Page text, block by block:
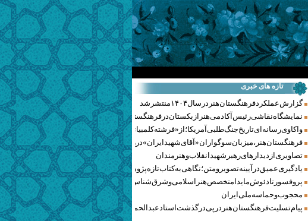
تازه های خبری
گزارش عملکرد فرهنگستان هنر در سال ۱۴۰۴ منتشر شد
نمایشگاه نقاشی رئیس آکادمی هنر ازبکستان در فرهنگستان هنر
واکاوی رسانه‌ای تاریخ جنگ‌طلبی آمریکا؛ از «فرشته کلمبیا» تا پنتاگونیسم هالیوود
فرهنگستان هنر، میزبان سوگواران «آقای شهید ایران» در روزهای وداع شد+ گزارش تصویری
تصاویری از دیدارهای رهبر شهید انقلاب و هنرمندان
یادگیری عمیق در آیینه تصویر و متن؛ نگاهی به کتاب تازه پژوهشکده هنر
پروفسور تادئوش مایدا متخصص هنر اسلامی و شرق‌شناس لهستانی درگذشت
محجوب و حماسه ملی ایران
پیام تسلیت فرهنگستان هنر در پی درگذشت استاد عبدالحمید نقره‌کار